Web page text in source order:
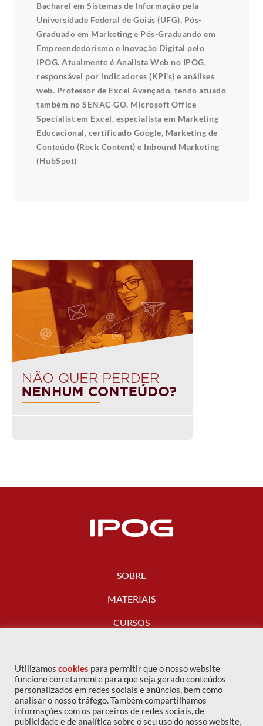
Bacharel em Sistemas de Informação pela
Universidade Federal de Goiás (UFG), Pós-
Graduado em Marketing e Pós-Graduando em
Empreendedorismo e Inovação Digital pelo
IPOG. Atualmente é Analista Web no IPOG,
responsável por indicadores (KPI's) e análises
web. Professor de Excel Avançado, tendo atuado
também no SENAC-GO. Microsoft Office
Specialist em Excel, especialista em Marketing
Educacional, certificado Google, Marketing de
Conteúdo (Rock Content) e Inbound Marketing
(HubSpot)
SOBRE
MATERIAIS
CURSOS
FALE CONOSCO
Utilizamos cookies para permitir que o nosso website
funcione corretamente para que seja gerado conteúdos
personalizados em redes sociais e anúncios, bem como
analisar o nosso tráfego. Também compartilhamos
informações com os parceiros de redes sociais, de
publicidade e de analítica sobre o seu uso do nosso website.